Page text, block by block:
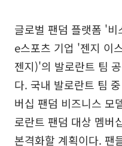
글로벌 팬덤 플랫폼 '
e스포츠 기업 '젠지 이
젠지)'의 발로란트 팀
다. 국내 발로란트 팀
버십 팬덤 비즈니스 모
로란트 팬덤 대상 멤버
본격화할 계획이다. 팬